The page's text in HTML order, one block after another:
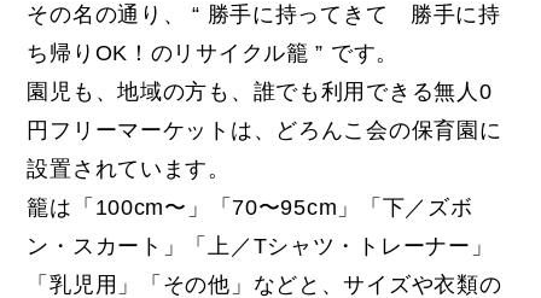
その名の通り、 “ 勝手に持ってきて 勝手に持
ち帰りOK！のリサイクル籠 ” です。
園児も、地域の方も、誰でも利用できる無人0
円フリーマーケットは、どろんこ会の保育園に
設置されています。
籠は「100cm〜」「70〜95cm」「下／ズボ
ン・スカート」「上／Tシャツ・トレーナー」
「乳児用」「その他」などと、サイズや衣類の